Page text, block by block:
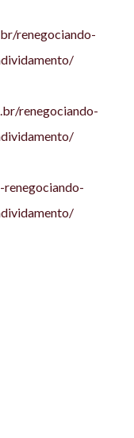
renegociando-
renegociando-